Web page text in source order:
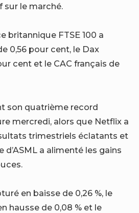
le marché.
britannique FTSE 100 a
0,56 pour cent, le Dax
cent et le CAC français de
son quatrième record
mercredi, alors que Netflix a
trimestriels éclatants et
d’ASML a alimenté les gains
en baisse de 0,26 %, le
hausse de 0,08 % et le